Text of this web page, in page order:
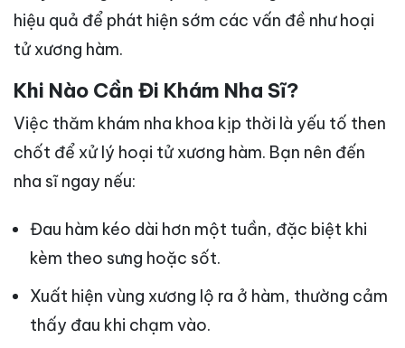
hiệu quả để phát hiện sớm các vấn đề như hoại
tử xương hàm.
Khi Nào Cần Đi Khám Nha Sĩ?
Việc thăm khám nha khoa kịp thời là yếu tố then
chốt để xử lý hoại tử xương hàm. Bạn nên đến
nha sĩ ngay nếu:
Đau hàm kéo dài hơn một tuần, đặc biệt khi
kèm theo sưng hoặc sốt.
Xuất hiện vùng xương lộ ra ở hàm, thường cảm
thấy đau khi chạm vào.